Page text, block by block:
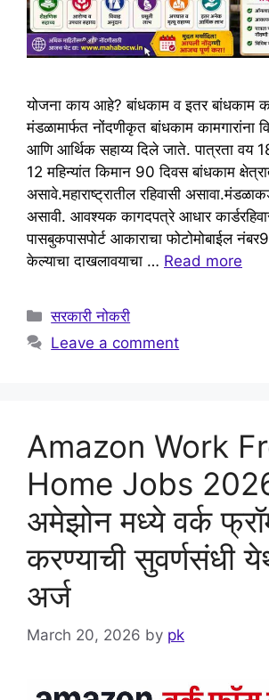
योजना काय आहे? बांधकाम व इतर बांधकाम
मंडळामार्फत नोंदणीकृत बांधकाम कामगारांना
आणि आर्थिक सहाय्य दिले जाते. पात्रता वय
12 महिन्यांत किमान 90 दिवस बांधकाम
असावे.महाराष्ट्रातील रहिवासी
असावी. आवश्यक कागदपत्रे आधार
पासबुकपासपोर्ट आकाराचा फोटोमोबाईल
केल्याचा दाखलावयाचा … Read more
Categories
सरकारी नोकरी
Leave a comment
Amazon Work
Home Jobs
अमेझोन मध्ये वर्क
करण्याची सुवर्णसंधी
अर्ज
March 20, 2026 by pk